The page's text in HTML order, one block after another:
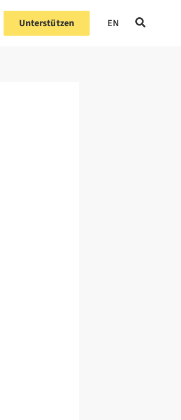
Unterstützen EN